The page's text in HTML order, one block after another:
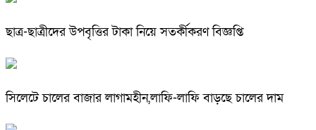
ছাত্র-ছাত্রীদের উপবৃত্তির টাকা নিয়ে সতর্কীকরণ বিজ্ঞপ্তি
সিলেটে চালের বাজার লাগামহীন,লাফি-লাফি বাড়ছে চালের দাম